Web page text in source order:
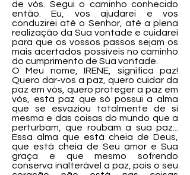
de vós. Segui o caminho conhecido
então. Eu, vos ajudarei e vos
conduzirei até o Senhor, até a plena
realização da Sua vontade e cuidarei
para que os vossos passos sejam os
mais acertados possíveis no caminho
do cumprimento de Sua vontade.
O Meu nome, IRENE, significa paz!
Quero dar-vos a paz, quero cuidar da
paz em vós, quero proteger a paz em
vós, esta paz que só possui a alma
que se esvaziou totalmente de si
mesma e das coisas do mundo que a
perturbam, que roubam a sua paz...
Essa alma que está cheia de Deus,
que está cheia de Seu amor e Sua
graça e que mesmo sofrendo
conserva inalterável a paz, pois o seu